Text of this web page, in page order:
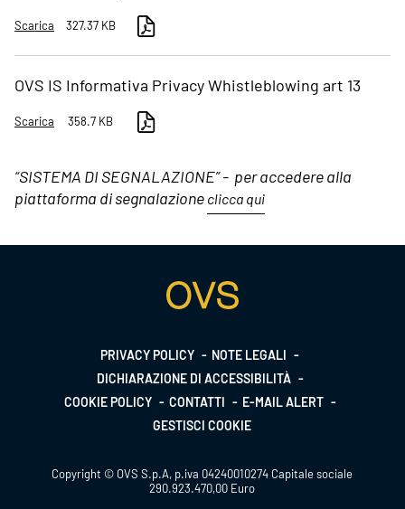
Scarica 327.37 KB
OVS IS Informativa Privacy Whistleblowing art 13
Scarica 358.7 KB
“SISTEMA DI SEGNALAZIONE” - per accedere alla
piattaforma di segnalazione clicca qui
Footer
menu
PRIVACY POLICY
NOTE LEGALI
DICHIARAZIONE DI ACCESSIBILITÀ
COOKIE POLICY
CONTATTI
E-MAIL ALERT
GESTISCI COOKIE
Copyright © OVS S.p.A, p.iva 04240010274 Capitale sociale
290.923.470,00 Euro